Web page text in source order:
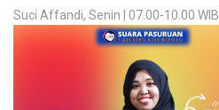
Suci Affandi, Senin | 07.00-10.00 WIB